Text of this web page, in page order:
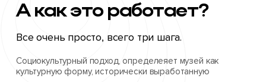
А какэто работает?
Все очень просто, всего три шага.
Социокультурный подход, определеяет музей как
культурную форму, исторически выработанную